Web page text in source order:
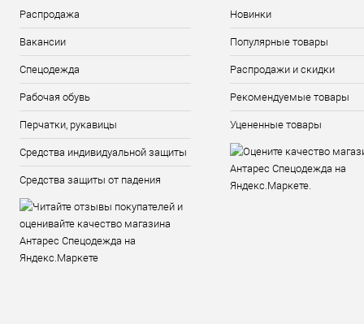
Распродажа
Вакансии
Спецодежда
Рабочая обувь
Перчатки, рукавицы
Средства индивидуальной защиты
Средства защиты от падения
Новинки
Популярные товары
Распродажи и скидки
Рекомендуемые товары
Уцененные товары